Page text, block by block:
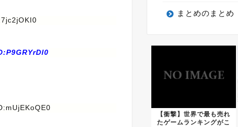
まとめのまとめ
【衝撃】世界で最も売れ
たゲームランキングがこ